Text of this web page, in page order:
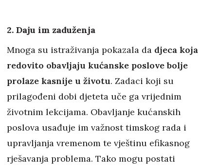
2. Daju im zaduženja
Mnoga su istraživanja pokazala da djeca koja
redovito obavljaju kućanske poslove bolje
prolaze kasnije u životu. Zadaci koji su
prilagođeni dobi djeteta uče ga vrijednim
životnim lekcijama. Obavljanje kućanskih
poslova usađuje im važnost timskog rada i
upravljanja vremenom te vještinu efikasnog
rješavanja problema. Tako mogu postati